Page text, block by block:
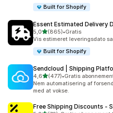
Built for Shopify
Essent Estimated Delivery
5,0ud af 5 stjerner
(865)
865 anmeldelser i alt
•Gratis
Vis estimeret leveringsdato
Built for Shopify
Sendcloud | Shipping
4,6ud af 5 stjerner
(477)
477 anmeldelser i alt
•Gratis
Nem automatisering af
med at vokse.
Free Shipping Discounts ‑